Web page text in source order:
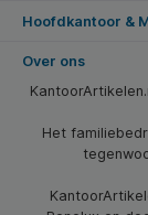
Hoofdkantoor &
Over ons
Het